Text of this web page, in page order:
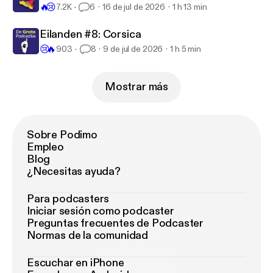
🔥😢7.2K 6 16 de jul de 2026 1 h 13 min
Eilanden #8: Corsica
😢🔥 903 8 9 de jul de 2026 1 h 5 min
Mostrar más
Sobre Podimo
Empleo
Blog
¿Necesitas ayuda?
Para podcasters
Iniciar sesión como podcaster
Preguntas frecuentes de Podcaster
Normas de la comunidad
Escuchar en iPhone